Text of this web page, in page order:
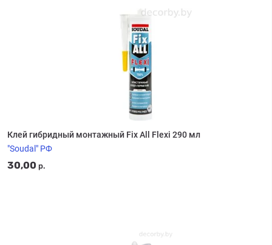
Клей гибридный монтажный Fix All Flexi 290 мл
"Soudal" РФ
30,00 р.